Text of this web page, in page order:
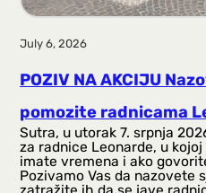
July 6, 2026
POZIV NA AKCIJU
pomozite radnicama
Sutra, u utorak 7. srpnja
za radnice Leonarde, u
imate vremena i ako
Pozivamo Vas da nazovete
zatražite ih da se jave